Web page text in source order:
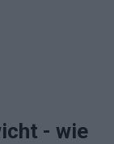
- wie